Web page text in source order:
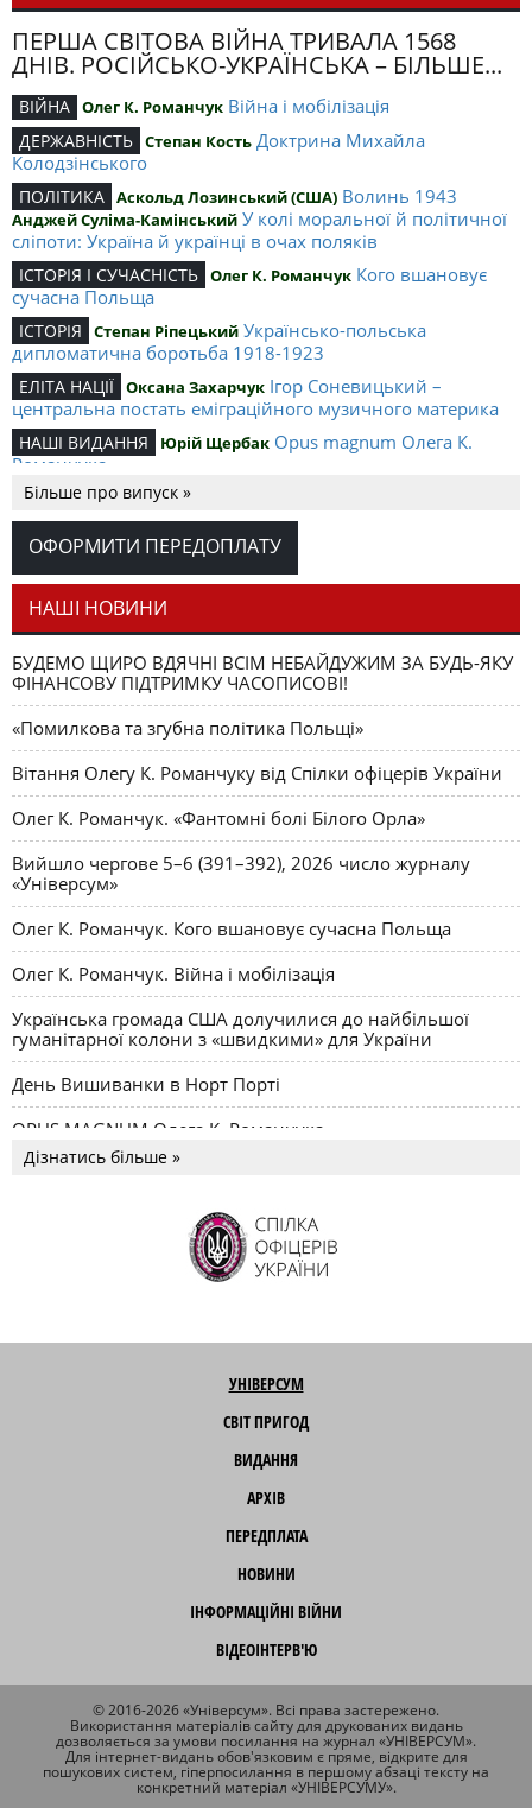
ПЕРША СВІТОВА ВІЙНА ТРИВАЛА 1568
ДНІВ. РОСІЙСЬКО-УКРАЇНСЬКА – БІЛЬШЕ...
ВІЙНА Олег К. Романчук Війна і мобілізація
ДЕРЖАВНІСТЬ Степан Кость Доктрина Михайла
Колодзінського
ПОЛІТИКА Аскольд Лозинський (США) Волинь 1943
Анджей Суліма-Камінський У колі моральної й політичної
сліпоти: Україна й українці в очах поляків
ІСТОРІЯ І СУЧАСНІСТЬ Олег К. Романчук Кого вшановує
сучасна Польща
ІСТОРІЯ Степан Ріпецький Українсько-польська
дипломатична боротьба 1918-1923
ЕЛІТА НАЦІЇ Оксана Захарчук Ігор Соневицький –
центральна постать еміграційного музичного материка
НАШІ ВИДАННЯ Юрій Щербак Opus magnum Олега К.
Романчука
РЕЦЕНЗІЇ Петро Іванишин
Романчука
СЛОВО РЕДАКЦІЙНЕ Олег К. Романчук
як уособлення української політстратегії й тактики
Більше про випуск »
ОФОРМИТИ ПЕРЕДОПЛАТУ
НАШІ НОВИНИ
БУДЕМО ЩИРО ВДЯЧНІ ВСІМ НЕБАЙДУЖИМ ЗА БУДЬ-ЯКУ
ФІНАНСОВУ ПІДТРИМКУ ЧАСОПИСОВІ!
«Помилкова та згубна політика Польщі»
Вітання Олегу К. Романчуку від Спілки офіцерів України
Олег К. Романчук. «Фантомні болі Білого Орла»
Вийшло чергове 5–6 (391–392), 2026 число журналу
«Універсум»
Олег К. Романчук. Кого вшановує сучасна Польща
Олег К. Романчук. Війна і мобілізація
Українська громада США долучилися до найбільшої
гуманітарної колони з «швидкими» для України
День Вишиванки в Норт Порті
OPUS MAGNUM Олега К. Романчука
Дізнатись більше »
УНІВЕРСУМ
СВІТ ПРИГОД
ВИДАННЯ
АРХІВ
ПЕРЕДПЛАТА
НОВИНИ
ІНФОРМАЦІЙНІ ВІЙНИ
ВІДЕОІНТЕРВ'Ю
© 2016-2026 «Універсум». Всі права застережено.
Використання матеріалів сайту для друкованих видань
дозволяється за умови посилання на журнал «УНІВЕРСУМ».
Для інтернет-видань обов'язковим є пряме, відкрите для
пошукових систем, гіперпосилання в першому абзаці тексту на
конкретний матеріал «УНІВЕРСУМУ».